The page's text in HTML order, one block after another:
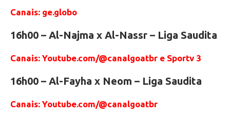
Canais: ge.globo
16h00 – Al-Najma x Al-Nassr – Liga Saudita
Canais: Youtube.com/@canalgoatbr e Sportv 3
16h00 – Al-Fayha x Neom – Liga Saudita
Canais: Youtube.com/@canalgoatbr